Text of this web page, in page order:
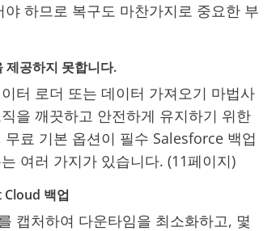
하므로 복구도 마찬가지로 중요한 부
제공하지 못합니다.
터 로더 또는 데이터 가져오기 마법사
을 깨끗하고 안전하게 유지하기 위한
료 기본 옵션이 필수 Salesforce 백업
여러 가지가 있습니다. (11페이지)
Cloud 백업
캡처하여 다운타임을 최소화하고, 몇